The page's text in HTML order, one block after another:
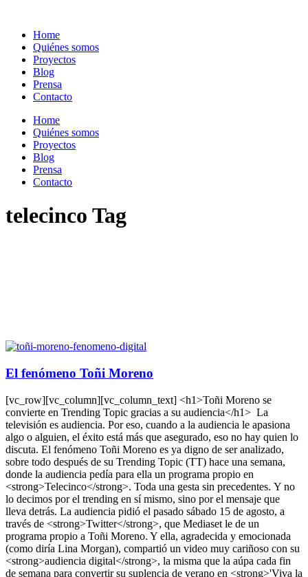
Home
Quiénes somos
Proyectos
Blog
Prensa
Contacto
Home
Quiénes somos
Proyectos
Blog
Prensa
Contacto
telecinco Tag
El fenómeno Toñi Moreno
[vc_row][vc_column][vc_column_text] <h1>Toñi Moreno se
convierte en Trending Topic gracias a su audiencia</h1> La
televisión es audiencia. Por eso, cuando a la audiencia le apasiona
algo o alguien, el éxito está más que asegurado, eso no hay quien lo
discuta. El fenómeno Toñi Moreno es ya digno de ser analizado,
sobre todo después de su Trending Topic (TT) hace una semana,
donde la audiencia pedía para ella un programa propio en
<strong>Telecinco</strong>. Toda una gesta sin precedentes. Y no
lo decimos por el trending en sí mismo, sino por el mensaje que
lleva detrás. La audiencia pidió el pasado sábado 15 de agosto, a
través de <strong>Twitter</strong>, que Mediaset le de un
programa propio a Toñi Moreno. Y ella, agradecida y emocionada
(como diría Lina Morgan), compartió un video muy cariñoso con su
<strong>audiencia digital</strong>, la misma que la aúpa cada fin
de semana para convertir su suplencia de verano en <strong>'Viva la